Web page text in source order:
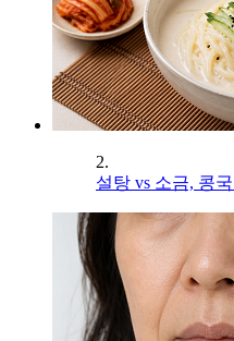
2.
설탕 vs 소금, 콩